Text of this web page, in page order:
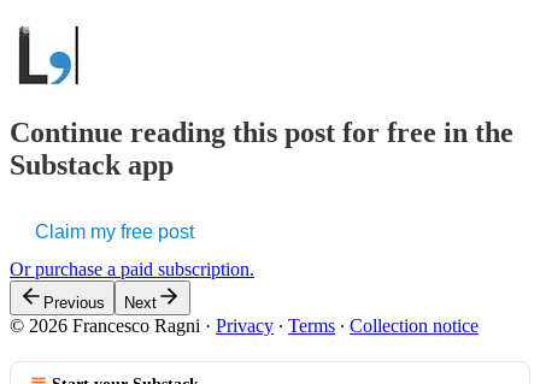
Continue reading this post for free in the
Substack app
Claim my free post
Or purchase a paid subscription.
Previous Next
© 2026 Francesco Ragni · Privacy ∙ Terms ∙ Collection notice